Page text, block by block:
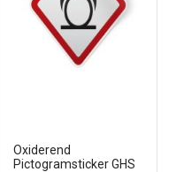
Oxiderend
Pictogramsticker GHS